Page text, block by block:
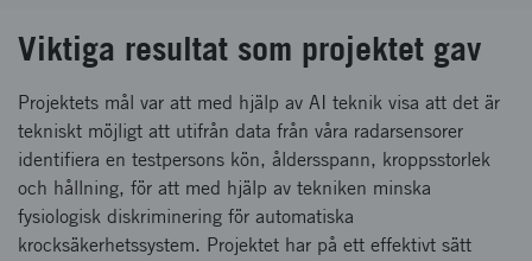
Viktiga resultat som projektet gav
Projektets mål var att med hjälp av AI teknik visa att det är
tekniskt möjligt att utifrån data från våra radarsensorer
identifiera en testpersons kön, åldersspann, kroppsstorlek
och hållning, för att med hjälp av tekniken minska
fysiologisk diskriminering för automatiska
krocksäkerhetssystem. Projektet har på ett effektivt sätt